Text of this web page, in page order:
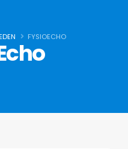
FYSIOECHO